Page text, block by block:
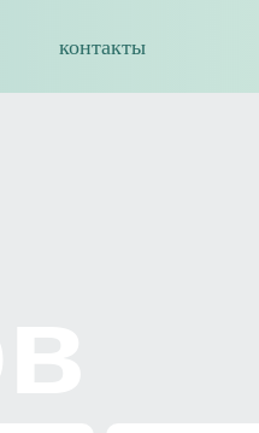
контакты